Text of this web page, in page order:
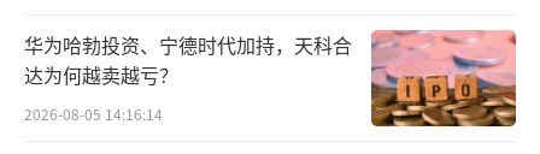
“至于隔夜资金利率上行的原因，或主要
在于7月31日是资金跨月的最后一天，隔夜资金
华为哈勃投资、宁德时代加持，天科合
达为何越卖越亏？
2026-08-05 14:16:14